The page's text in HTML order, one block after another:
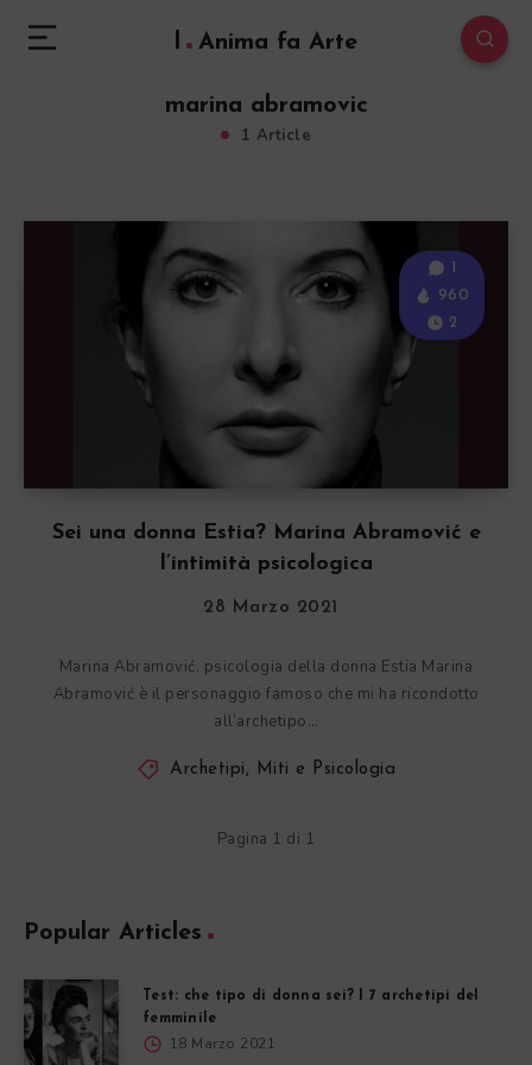
l Anima fa Arte
marina abramovic
1 Article
Sei una donna Estia? Marina Abramović e
l’intimità psicologica
1
960
2
28 Marzo 2021
Marina Abramović, psicologia della donna Estia Marina
Abramović è il personaggio famoso che mi ha ricondotto
all’archetipo…
Archetipi, Miti e Psicologia
Pagina 1 di 1
Popular Articles
Test: che tipo di donna sei? I 7 archetipi del
femminile
18 Marzo 2021